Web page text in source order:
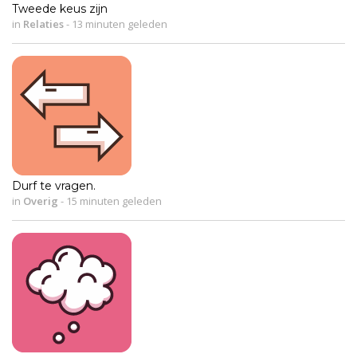
Tweede keus zijn
in Relaties- 13 minuten geleden
Durf te vragen.
in Overig - 15 minuten geleden